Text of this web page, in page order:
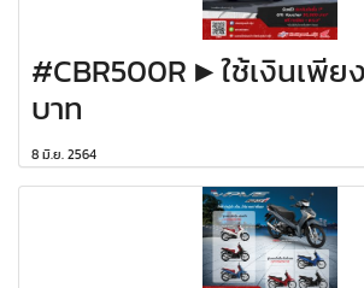
#CBR500R ▶️ ใช้เงินเพี
บาท
8 มิ.ย. 2564